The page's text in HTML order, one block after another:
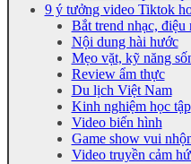
9 ý tưởng video Tiktok
Bắt trend nhạc, điệu
Nội dung hài hước
Mẹo vặt, kỹ năng
Review ẩm thực
Du lịch Việt Nam
Kinh nghiệm học tập
Video biến hình
Game show vui
Video truyền cảm